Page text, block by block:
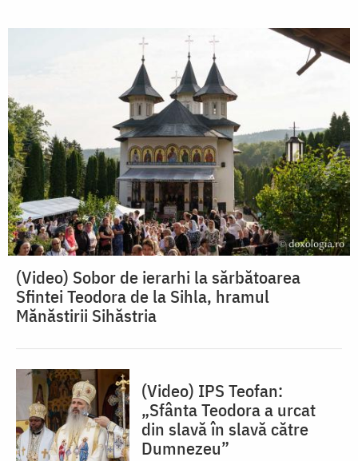
(Video) Sobor de ierarhi la sărbătoarea
Sfintei Teodora de la Sihla, hramul
Mănăstirii Sihăstria
(Video) IPS Teofan:
„Sfânta Teodora a urcat
din slavă în slavă către
Dumnezeu”